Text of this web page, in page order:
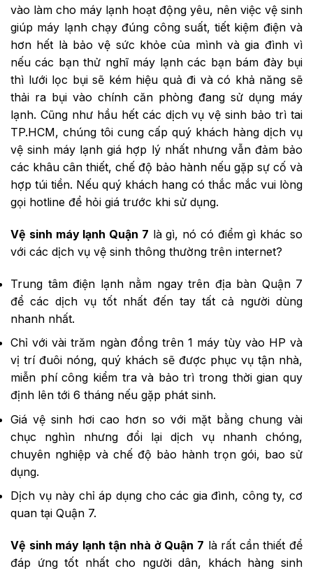
vào làm cho máy lạnh hoạt động yêu, nên việc vệ sinh
giúp máy lạnh chạy đúng công suất, tiết kiệm điện và
hơn hết là bảo vệ sức khỏe của mình và gia đình vì
nếu các bạn thử nghĩ máy lạnh các bạn bám đày bụi
thì lưới lọc bụi sẽ kém hiệu quả đi và có khả năng sẽ
thải ra bụi vào chính căn phòng đang sử dụng máy
lạnh. Cũng như hầu hết các dịch vụ vệ sinh bảo trì tai
TP.HCM, chúng tôi cung cấp quý khách hàng dịch vụ
vệ sinh máy lạnh giá hợp lý nhất nhưng vẫn đảm bảo
các khâu cân thiết, chế độ bảo hành nếu gặp sự cố và
hợp túi tiền. Nếu quý khách hang có thắc mắc vui lòng
gọi hotline để hỏi giá trước khi sử dụng.
Vệ sinh máy lạnh Quận 7 là gì, nó có điểm gì khác so
với các dịch vụ vệ sinh thông thường trên internet?
Trung tâm điện lạnh nằm ngay trên địa bàn Quận 7
để các dịch vụ tốt nhất đến tay tất cả người dùng
nhanh nhất.
Chỉ với vài trăm ngàn đồng trên 1 máy tùy vào HP và
vị trí đuôi nóng, quý khách sẽ được phục vụ tận nhà,
miễn phí công kiểm tra và bảo trì trong thời gian quy
định lên tới 6 tháng nếu gặp phát sinh.
Giá vệ sinh hơi cao hơn so với mặt bằng chung vài
chục nghìn nhưng đổi lại dịch vụ nhanh chóng,
chuyên nghiệp và chế độ bảo hành trọn gói, bao sử
dụng.
Dịch vụ này chỉ áp dụng cho các gia đình, công ty, cơ
quan tại Quận 7.
Vệ sinh máy lạnh tận nhà ở Quận 7 là rất cần thiết để
đáp ứng tốt nhất cho người dân, khách hàng sinh